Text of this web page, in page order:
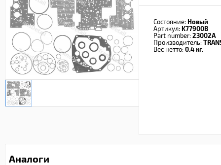
Состояние: Новый
Артикул: K77900B
Part number: 23002A
Производитель:
Вес нетто: 0.4 кг.
Аналоги